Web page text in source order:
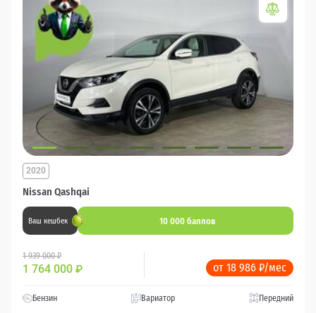
Nissan Qashqai
2020
Ваш кешбек 10 000 баллов
1 939 000 ₽
1 764 000 ₽ от 18 986 ₽/мес
Бензин Вариатор Передний